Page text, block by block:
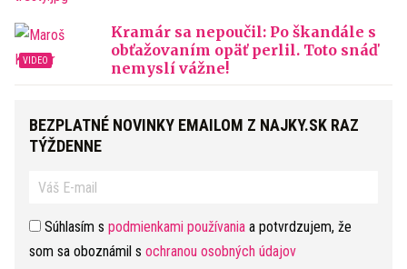
Kramár sa nepoučil: Po škandále s
obťažovaním opäť perlil. Toto snáď
nemyslí vážne!
BEZPLATNÉ NOVINKY EMAILOM Z NAJKY.SK RAZ
TÝŽDENNE
Súhlasím s podmienkami používania a potvrdzujem, že
som sa oboznámil s ochranou osobných údajov